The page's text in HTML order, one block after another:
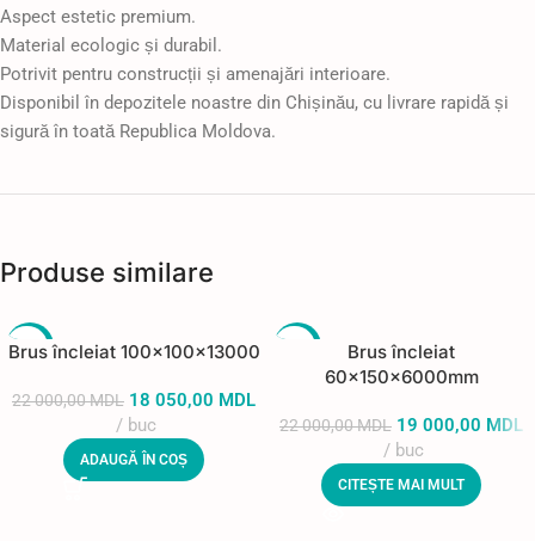
Aspect estetic premium.
Material ecologic și durabil.
Potrivit pentru construcții și amenajări interioare.
Disponibil în depozitele noastre din Chișinău, cu livrare rapidă și
sigură în toată Republica Moldova.
Produse similare
-18%
Brus încleiat 100x100x13000
22 000,00MDL 18 050,00 MDL
buc
ADAUGĂ ÎN COȘ
Brus încleiat
60x150x6000mm
22 000,00MDL 19 000,00 MDL
buc
CITEȘTE MAI MULT